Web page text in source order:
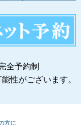
め完全予約制
性がございます。
方に